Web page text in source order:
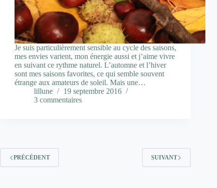
Je suis particulièrement sensible au cycle des saisons,
mes envies varient, mon énergie aussi et j’aime vivre
en suivant ce rythme naturel. L’automne et l’hiver
sont mes saisons favorites, ce qui semble souvent
étrange aux amateurs de soleil. Mais une…
lillune
19 septembre 2016
3 commentaires
PRÉCÉDENT SUIVANT